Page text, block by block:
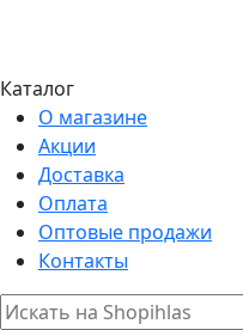
Каталог
О магазине
Акции
Доставка
Оплата
Оптовые продажи
Контакты